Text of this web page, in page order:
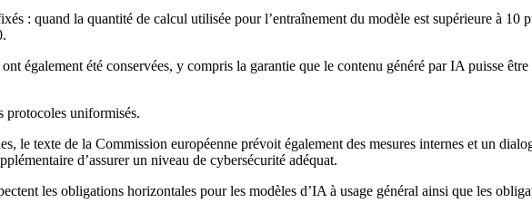
: quand la quantité de calcul utilisée pour l’entraînement du modèle est supérieure à 10
également été conservées, y compris la garantie que le contenu généré par IA puisse
protocoles uniformisés.
le texte de la Commission européenne prévoit également des mesures internes et un
d’assurer un niveau de cybersécurité adéquat.
les obligations horizontales pour les modèles d’IA à usage général ainsi que les